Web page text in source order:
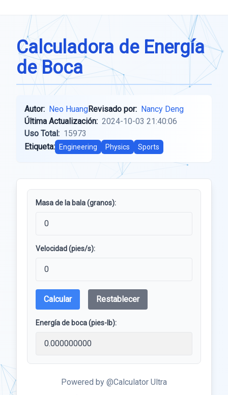
Calculadora de Energía
de Boca
Autor: Neo HuangRevisado por: Nancy Deng
Última Actualización: 2024-10-03 21:40:06
Uso Total: 15973
Etiqueta:
Engineering Physics Sports
Masa de la bala (granos):
Velocidad (pies/s):
Calcular Restablecer
Energía de boca (pies-lb):
Powered by @Calculator Ultra